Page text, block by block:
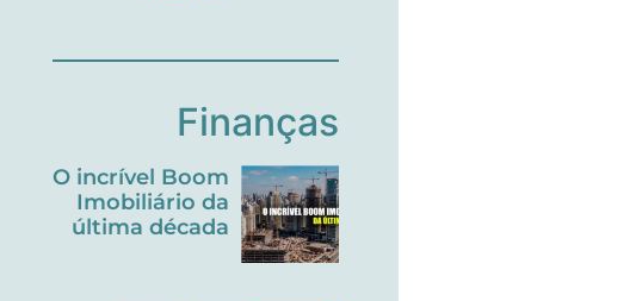
Finanças
O incrível Boom
Imobiliário da
última década